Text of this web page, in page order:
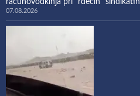
računovodkinja pri “rdečih” sindikatih
07.08.2026